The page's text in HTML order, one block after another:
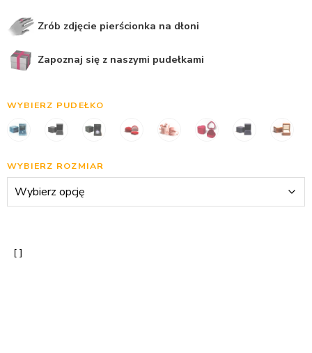
Zrób zdjęcie pierścionka na dłoni
Zapoznaj się z naszymi pudełkami
WYBIERZ PUDEŁKO
WYBIERZ ROZMIAR